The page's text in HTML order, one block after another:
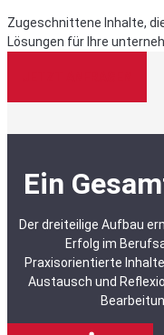
Zugeschnittene Inhalte,
Lösungen für Ihre
Ein
Der dreiteilige Aufbau
Erfolg im
Praxisorientierte
Austausch und